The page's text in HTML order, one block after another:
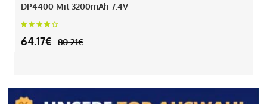
DP4400 Mit 3200mAh 7.4V
64.17€ 80.21€